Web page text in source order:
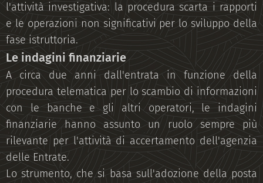
l'attività investigativa: la procedura scarta i rapporti
e le operazioni non significativi per lo sviluppo della
fase istruttoria.
Le indagini finanziarie
A circa due anni dall'entrata in funzione della
procedura telematica per lo scambio di informazioni
con le banche e gli altri operatori, le indagini
finanziarie hanno assunto un ruolo sempre più
rilevante per l'attività di accertamento dell'agenzia
delle Entrate.
Lo strumento, che si basa sull'adozione della posta